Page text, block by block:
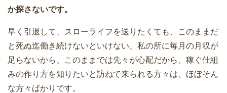
か探さないです。
早く引退して、スローライフを送りたくても、このままだ
と死ぬ迄働き続けないといけない、私の所に毎月の月収が
足らないから、このままでは先々が心配だから、稼ぐ仕組
みの作り方を知りたいと訪ねて来られる方々は、ほぼそん
な方々ばかりです。